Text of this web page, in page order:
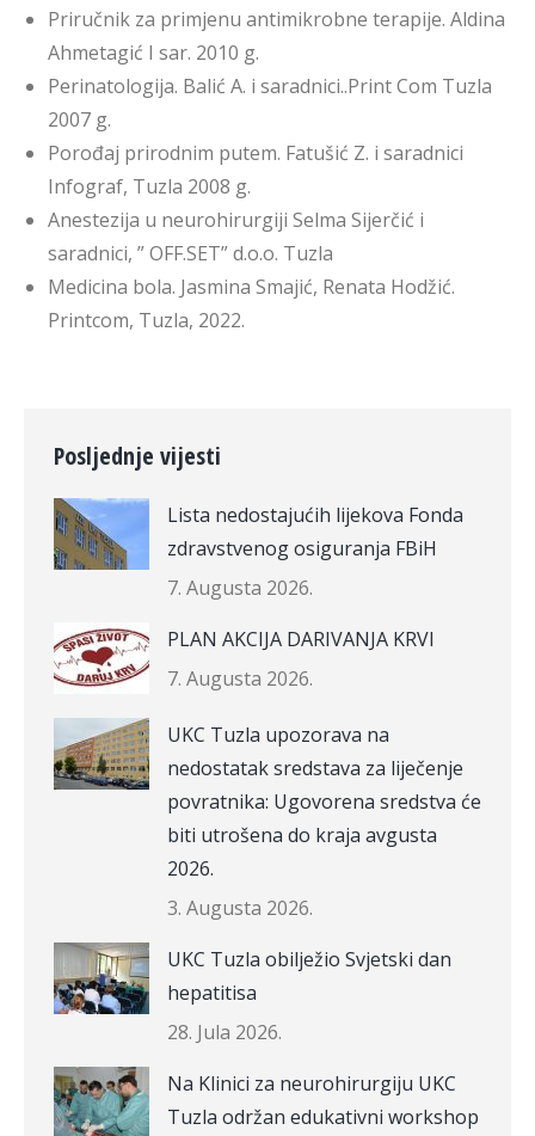
Priručnik za primjenu antimikrobne terapije. Aldina
Ahmetagić I sar. 2010 g.
Perinatologija. Balić A. i saradnici..Print Com Tuzla
2007 g.
Porođaj prirodnim putem. Fatušić Z. i saradnici
Infograf, Tuzla 2008 g.
Anestezija u neurohirurgiji Selma Sijerčić i
saradnici, ” OFF.SET” d.o.o. Tuzla
Medicina bola. Jasmina Smajić, Renata Hodžić.
Printcom, Tuzla, 2022.
Posljednje vijesti
Lista nedostajućih lijekova Fonda
zdravstvenog osiguranja FBiH
7. Augusta 2026.
PLAN AKCIJA DARIVANJA KRVI
7. Augusta 2026.
UKC Tuzla upozorava na
nedostatak sredstava za liječenje
povratnika: Ugovorena sredstva će
biti utrošena do kraja avgusta
2026.
3. Augusta 2026.
UKC Tuzla obilježio Svjetski dan
hepatitisa
28. Jula 2026.
Na Klinici za neurohirurgiju UKC
Tuzla održan edukativni workshop